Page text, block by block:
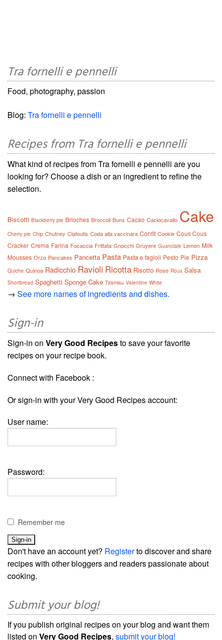
Tra fornelli e pennelli
Food, photography, passion
Blog: Tra fornelli e pennelli
Recipes from Tra fornelli e pennelli
What kind of recipes from Tra fornelli e pennelli are you
looking for? Choose a dish or an ingredient to refine the
selection.
Biscotti Blackberry pie Brioches Broccoli Buns Cacao Caciocavallo Cake
Cherry pie Chip Chutney Clafoutis Coda alla vaccinara Confit Cookie Cous Cous
Cracker Crema Farina Focaccia Frittata Gnocchi Gruyere Guanciale Lemon Milk
Mousses Orzo Pancakes Pancetta Pasta Pasta e fagioli Pesto Pie Pizza
Quiche Quinoa Radicchio Ravioli Ricotta Risotto Rose Roux Salsa
Shortbread Spaghetti Sponge Cake Tiramisu Valentine White
→ See more names of ingredients and dishes.
Sign-in
Sign-in on Very Good Recipesto save your favorite
recipes on your recipe book.
Connect with Facebook :
Or sign-in with your Very Good Recipes account:
User name:
Password:
Remember me
Don't have an account yet? Registerto discover and share
recipes with other bloggers and readers passionate about
cooking.
Submit your blog!
If you publish original recipes on your blog and want them
listed on Very Good Recipes, submit your blog!